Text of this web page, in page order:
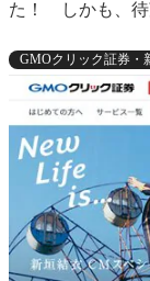
た！ しかも、待
GMOクリック証券・